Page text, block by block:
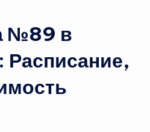
№89 в
Расписание,